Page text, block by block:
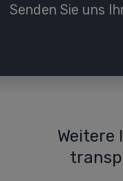
Senden Sie uns
Weitere